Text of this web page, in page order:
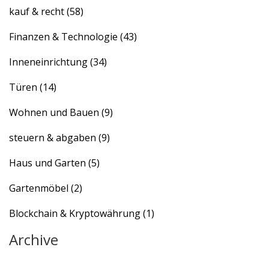
kauf & recht(58)
Finanzen & Technologie (43)
Inneneinrichtung(34)
Türen (14)
Wohnen und Bauen (9)
steuern & abgaben (9)
Haus und Garten (5)
Gartenmöbel (2)
Blockchain & Kryptowährung(1)
Archive